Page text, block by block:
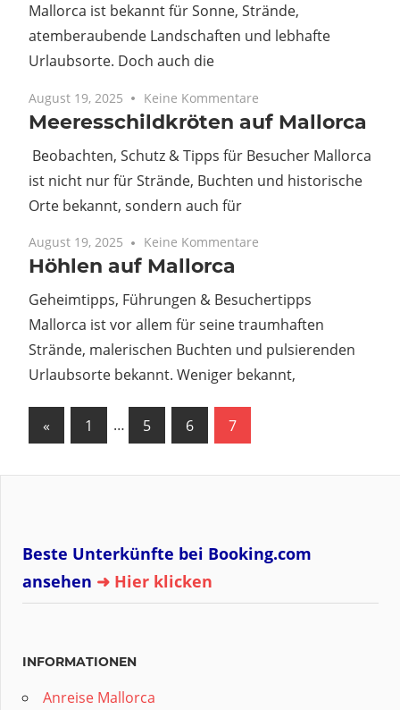
Mallorca ist bekannt für Sonne, Strände,
atemberaubende Landschaften und lebhafte
Urlaubsorte. Doch auch die
August 19, 2025 Keine Kommentare
Meeresschildkröten auf Mallorca
Beobachten, Schutz & Tipps für Besucher Mallorca
ist nicht nur für Strände, Buchten und historische
Orte bekannt, sondern auch für
August 19, 2025 Keine Kommentare
Höhlen auf Mallorca
Geheimtipps, Führungen & Besuchertipps
Mallorca ist vor allem für seine traumhaften
Strände, malerischen Buchten und pulsierenden
Urlaubsorte bekannt. Weniger bekannt,
Seitennummerierung
« Vorherige
Beiträge
1 … 5 6 7
Beste Unterkünfte bei Booking.com
ansehen ➜ Hier klicken
INFORMATIONEN
Anreise Mallorca